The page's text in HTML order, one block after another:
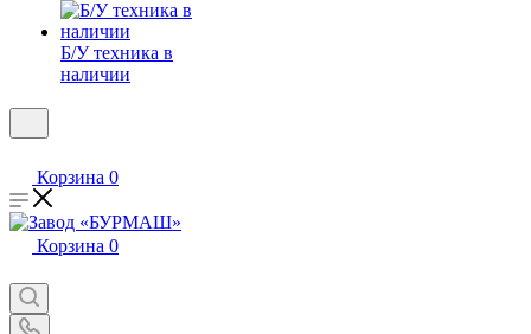
Б/У техника в
наличии
Корзина 0
Корзина 0